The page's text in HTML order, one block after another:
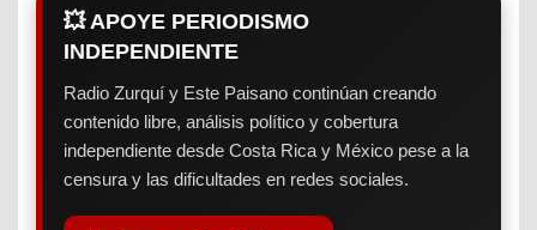
💥 APOYE PERIODISMO
INDEPENDIENTE
Radio Zurquí y Este Paisano continúan creando
contenido libre, análisis político y cobertura
independiente desde Costa Rica y México pese a la
censura y las dificultades en redes sociales.